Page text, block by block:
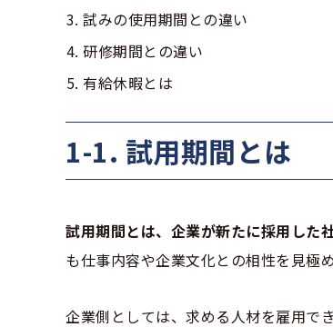
試みの使用期間との違い
研修期間との違い
有給休暇とは
1-1. 試用期間とは
試用期間とは、企業が新たに採用した
も仕事内容や企業文化との相性を見極
企業側としては、求める人材を雇用で